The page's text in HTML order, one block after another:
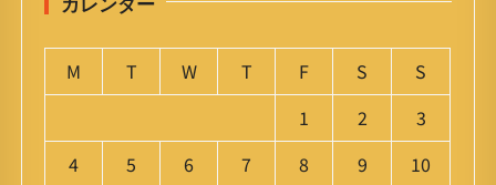
M T W T F S
S
1
2
3
4
5 6 7 8 9
10